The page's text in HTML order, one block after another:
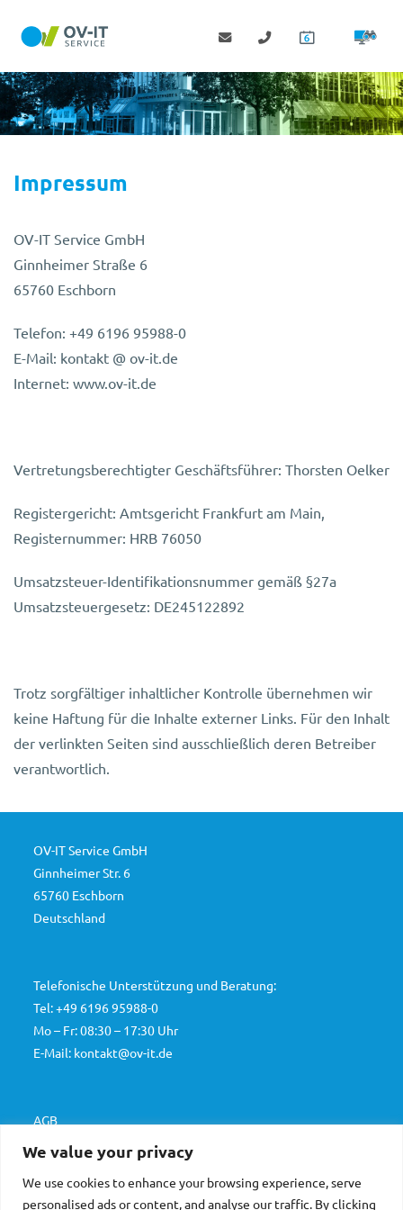
We value your privacy
We use cookies to enhance your browsing experience, serve
personalised ads or content, and analyse our traffic. By clicking
Impressum
OV-IT Service GmbH
Ginnheimer Straße 6
65760 Eschborn
Telefon: +49 6196 95988-0
E-Mail: kontakt @ ov-it.de
Internet: www.ov-it.de
Vertretungsberechtigter Geschäftsführer: Thorsten Oelker
Registergericht: Amtsgericht Frankfurt am Main,
Registernummer: HRB 76050
Umsatzsteuer-Identifikationsnummer gemäß §27a
Umsatzsteuergesetz: DE245122892
Trotz sorgfältiger inhaltlicher Kontrolle übernehmen wir
keine Haftung für die Inhalte externer Links. Für den Inhalt
der verlinkten Seiten sind ausschließlich deren Betreiber
verantwortlich.
OV-IT Service GmbH
Ginnheimer Str. 6
65760 Eschborn
Deutschland
Telefonische Unterstützung und Beratung:
Tel: +49 6196 95988-0
Mo – Fr: 08:30 – 17:30 Uhr
E-Mail: kontakt@ov-it.de
AGB
Datenschutz
German